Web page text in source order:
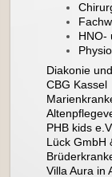
HNO-
Diakonie
CBG Kassel
PHB kids
Lück GmbH
Villa Aura in